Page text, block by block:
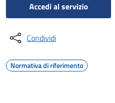
Accedi al servizio
Condividi
Normativa di riferimento